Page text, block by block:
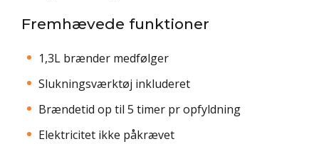
Fremhævede funktioner
1,3L brænder medfølger
Slukningsværktøj inkluderet
Brændetid op til 5 timer pr opfyldning
Elektricitet ikke påkrævet